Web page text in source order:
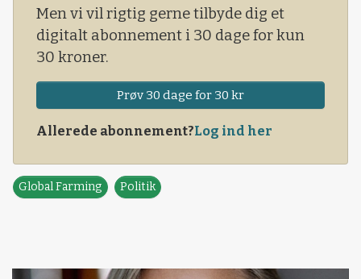
Men vi vil rigtig gerne tilbyde dig et
digitalt abonnement i 30 dage for kun
30 kroner.
Prøv 30 dage for 30 kr
Allerede abonnement?Log ind her
Global Farming Politik